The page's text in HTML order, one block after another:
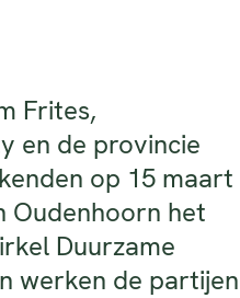
Frites,
en de provincie
op 15 maart
Oudenhoorn het
Duurzame
werken de partijen